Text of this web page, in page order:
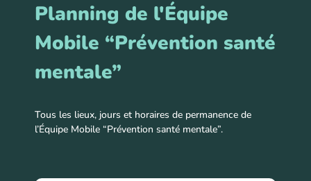
Planning de l'Équipe
Mobile “Prévention santé
mentale”
Tous les lieux, jours et horaires de permanence de
l’Équipe Mobile “Prévention santé mentale”.